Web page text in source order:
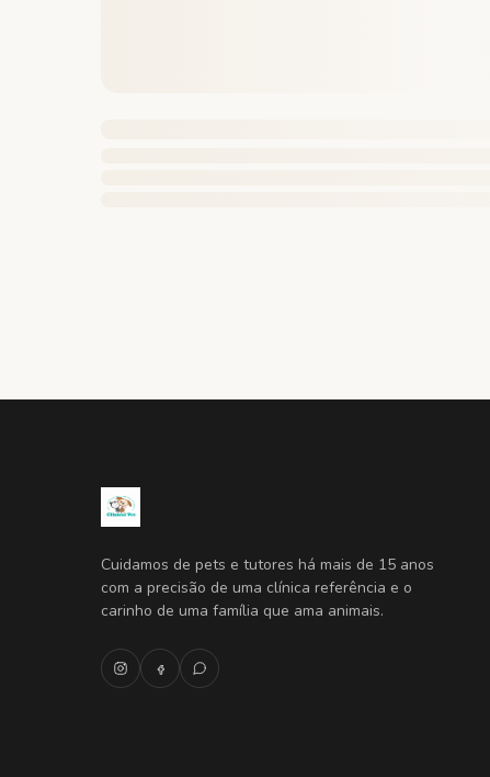
Cuidamos de pets e tutores há mais de 15 anos
com a precisão de uma clínica referência e o
carinho de uma família que ama animais.